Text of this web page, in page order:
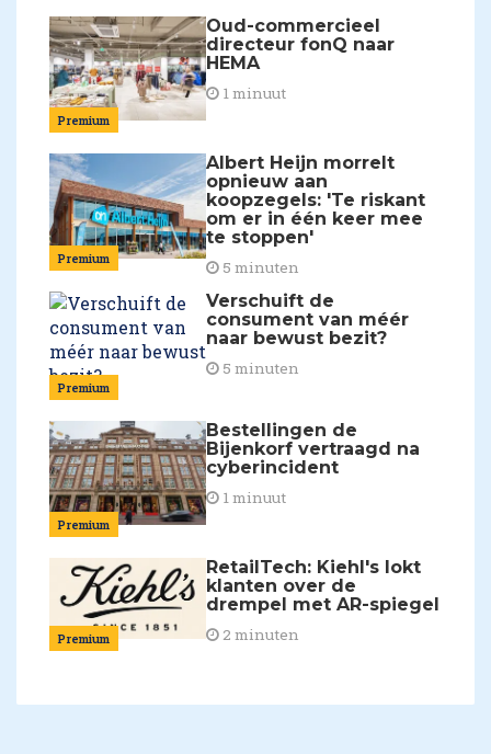
Premium
Oud-commercieel
directeur fonQ naar
HEMA
1 minuut
Premium
Albert Heijn morrelt
opnieuw aan
koopzegels: 'Te riskant
om er in één keer mee
te stoppen'
5 minuten
Premium
Verschuift de
consument van méér
naar bewust bezit?
5 minuten
Premium
Bestellingen de
Bijenkorf vertraagd na
cyberincident
1 minuut
Premium
RetailTech: Kiehl's lokt
klanten over de
drempel met AR-spiegel
2 minuten